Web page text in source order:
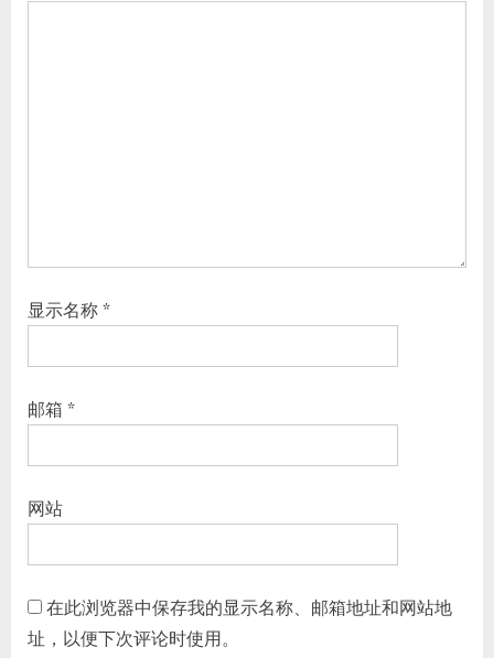
显示名称 *
邮箱 *
网站
在此浏览器中保存我的显示名称、邮箱地址和网站地
址，以便下次评论时使用。